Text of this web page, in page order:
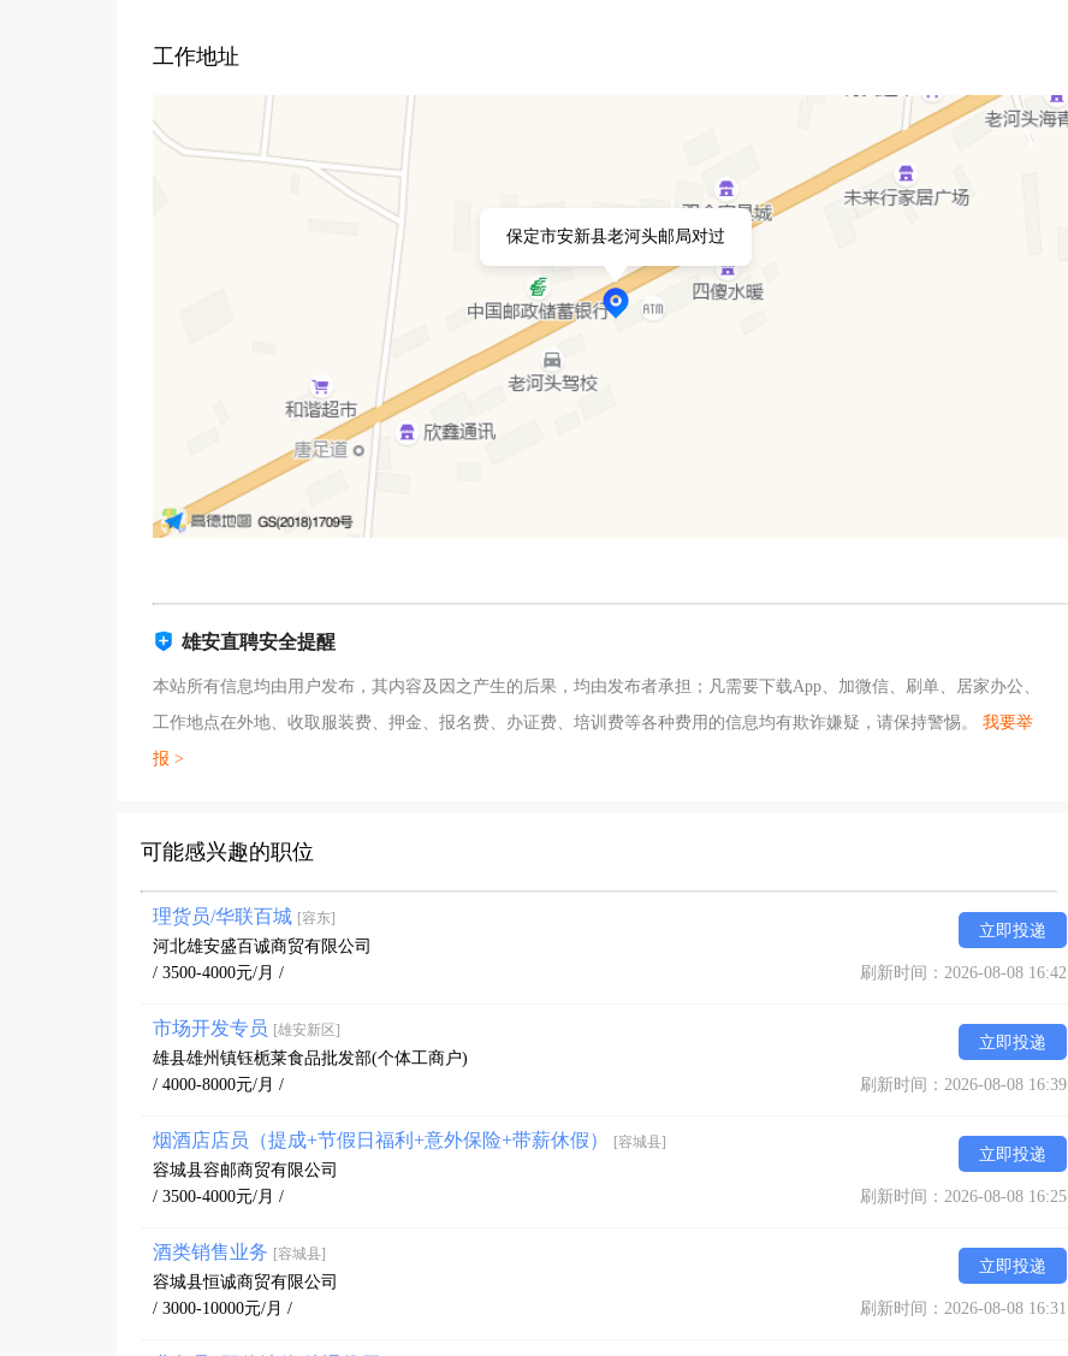
工作地址
保定市安新县老河头邮局对过
雄安直聘安全提醒
本站所有信息均由用户发布，其内容及因之产生的后果，均由发布者承担；凡需要下载App、加微信、刷单、居家办公、
工作地点在外地、收取服装费、押金、报名费、办证费、培训费等各种费用的信息均有欺诈嫌疑，请保持警惕。 我要举
报 >
可能感兴趣的职位
理货员/华联百城 [容东]
立即投递
河北雄安盛百诚商贸有限公司
/ 3500-4000元/月 /
刷新时间：2026-08-08 16:42
市场开发专员 [雄安新区]
立即投递
雄县雄州镇钰栀莱食品批发部(个体工商户)
/ 4000-8000元/月 /
刷新时间：2026-08-08 16:39
烟酒店店员（提成+节假日福利+意外保险+带薪休假） [容城县]
立即投递
容城县容邮商贸有限公司
/ 3500-4000元/月 /
刷新时间：2026-08-08 16:25
酒类销售业务 [容城县]
立即投递
容城县恒诚商贸有限公司
/ 3000-10000元/月 /
刷新时间：2026-08-08 16:31